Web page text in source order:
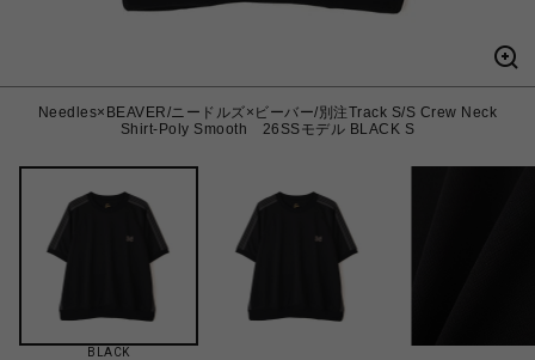
Needles×BEAVER/ニードルズ×ビーバー/別注Track S/S Crew Neck
Shirt-Poly Smooth 26SSモデル BLACK S
BLACK